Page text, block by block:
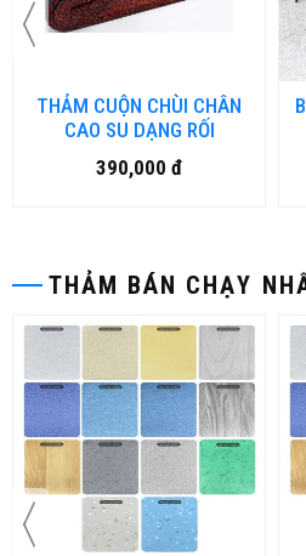
THẢM CUỘN CHÙI CHÂN
CAO SU DẠNG RỐI
390,000 đ
THẢM BÁN CHẠY